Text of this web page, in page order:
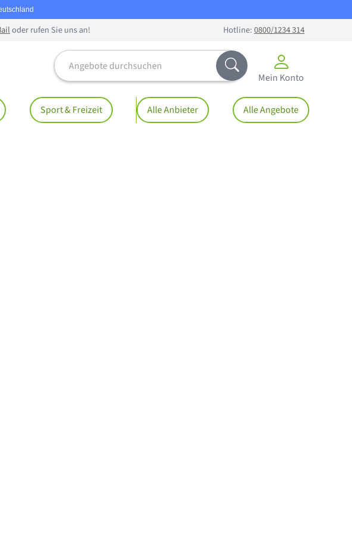
oder rufen Sie uns an! Hotline:0800/1234 314
Angebote durchsuchen
Abschicken
Mein Konto
Sport & Freizeit Alle Anbieter Alle Angebote